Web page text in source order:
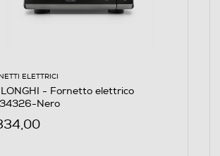
ELETTRICI
LONGHI - Fornetto elettrico
Nero